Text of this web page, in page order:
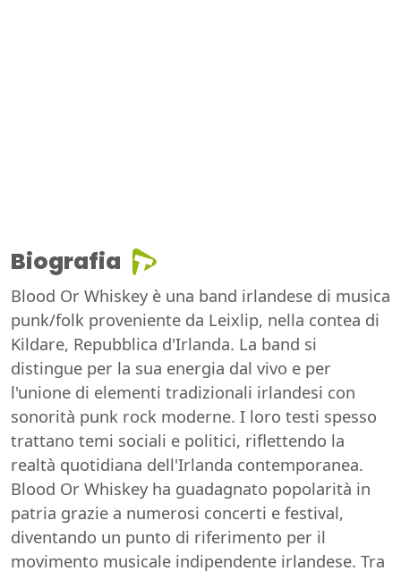
Biografia
Blood Or Whiskey è una band irlandese di musica
punk/folk proveniente da Leixlip, nella contea di
Kildare, Repubblica d'Irlanda. La band si
distingue per la sua energia dal vivo e per
l'unione di elementi tradizionali irlandesi con
sonorità punk rock moderne. I loro testi spesso
trattano temi sociali e politici, riflettendo la
realtà quotidiana dell'Irlanda contemporanea.
Blood Or Whiskey ha guadagnato popolarità in
patria grazie a numerosi concerti e festival,
diventando un punto di riferimento per il
movimento musicale indipendente irlandese. Tra